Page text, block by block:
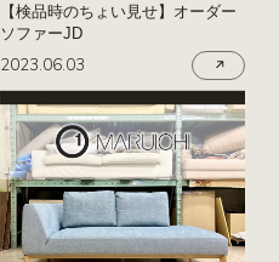
【検品時のちょい見せ】オーダー
ソファーJD
2023.06.03